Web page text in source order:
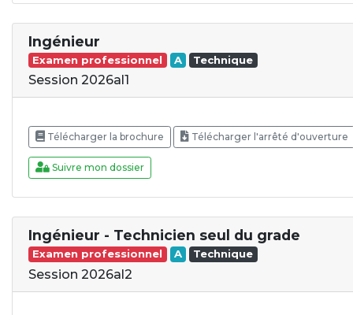
Ingénieur
Examen professionnel A Technique
Session 2026al1
Télécharger la brochure Télécharger l'arrêté d'ouverture
Suivre mon dossier
Ingénieur - Technicien seul du grade
Examen professionnel A Technique
Session 2026al2